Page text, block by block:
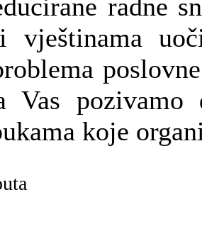
radne
vještinama
Vas
koje